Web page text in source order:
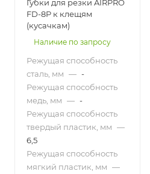
Губки для резки AIRPRO
FD-8P к клещям
(кусачкам)
Наличие по запросу
Режущая способность
сталь, мм — -
Режущая способность
медь, мм — -
Режущая способность
твердый пластик, мм —
6,5
Режущая способность
мягкий пластик, мм —